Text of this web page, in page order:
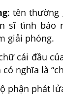
: tên thường
sĩ tình báo
giải phóng.
cái đầu
nghĩa là
phận phát